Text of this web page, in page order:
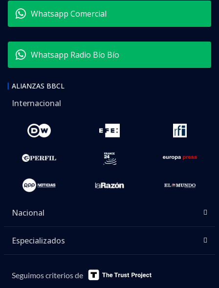
Whatsapp Comercial
Whatsapp Radio Bío Bío
ALIANZAS BBCL
Internacional
Nacional
Especializados
Seguimos criterios de